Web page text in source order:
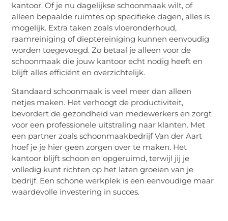
kantoor. Of je nu dagelijkse schoonmaak wilt, of
alleen bepaalde ruimtes op specifieke dagen, alles is
mogelijk. Extra taken zoals vloeronderhoud,
raamreiniging of dieptereiniging kunnen eenvoudig
worden toegevoegd. Zo betaal je alleen voor de
schoonmaak die jouw kantoor echt nodig heeft en
blijft alles efficiënt en overzichtelijk.
Standaard schoonmaak is veel meer dan alleen
netjes maken. Het verhoogt de productiviteit,
bevordert de gezondheid van medewerkers en zorgt
voor een professionele uitstraling naar klanten. Met
een partner zoals schoonmaakbedrijf Van der Aart
hoef je je hier geen zorgen over te maken. Het
kantoor blijft schoon en opgeruimd, terwijl jij je
volledig kunt richten op het laten groeien van je
bedrijf. Een schone werkplek is een eenvoudige maar
waardevolle investering in succes.